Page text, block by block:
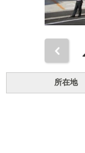
所在地